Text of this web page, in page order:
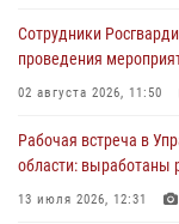
жизненной ситуации
26 июля 2026, 14:45
образовательных
24 июля 2026, 12:25
Сотрудники
проведения
02 августа 2026, 11:50
Рабочая встреча в
области: выработаны
13 июля 2026, 12:31